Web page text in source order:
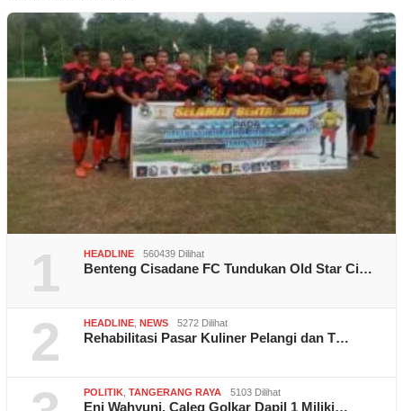
1 HEADLINE 560439 Dilihat
Benteng Cisadane FC Tundukan Old Star Ci…
2 HEADLINE NEWS 5272 Dilihat
Rehabilitasi Pasar Kuliner Pelangi dan T…
POLITIK TANGERANG RAYA 5103 Dilihat
Eni Wahyuni, Caleg Golkar Dapil 1 Miliki…